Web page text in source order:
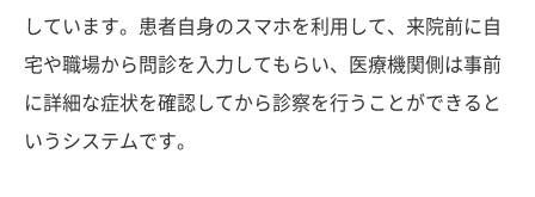
しています。患者自身のスマホを利用して、来院前に自
宅や職場から問診を入力してもらい、医療機関側は事前
に詳細な症状を確認してから診察を行うことができると
いうシステムです。